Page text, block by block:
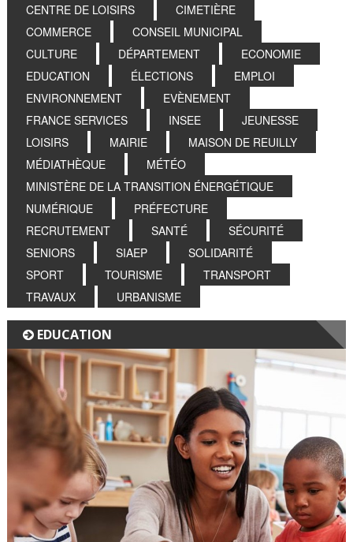
CENTRE DE LOISIRS
CIMETIÈRE
COMMERCE
CONSEIL MUNICIPAL
CULTURE
DÉPARTEMENT
ECONOMIE
EDUCATION
ÉLECTIONS
EMPLOI
ENVIRONNEMENT
EVÈNEMENT
FRANCE SERVICES
INSEE
JEUNESSE
LOISIRS
MAIRIE
MAISON DE REUILLY
MÉDIATHÈQUE
MÉTÉO
MINISTÈRE DE LA TRANSITION ÉNERGÉTIQUE
NUMÉRIQUE
PRÉFECTURE
RECRUTEMENT
SANTÉ
SÉCURITÉ
SENIORS
SIAEP
SOLIDARITÉ
SPORT
TOURISME
TRANSPORT
TRAVAUX
URBANISME
EDUCATION